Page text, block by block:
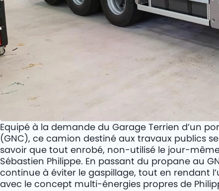
Equipé à la demande du Garage Terrien d’un
(GNC), ce camion destiné aux travaux publics
savoir que tout enrobé, non-utilisé le jour-
Sébastien Philippe. En passant du propane au
continue à éviter le gaspillage, tout en rendant
avec le concept multi-énergies propres de